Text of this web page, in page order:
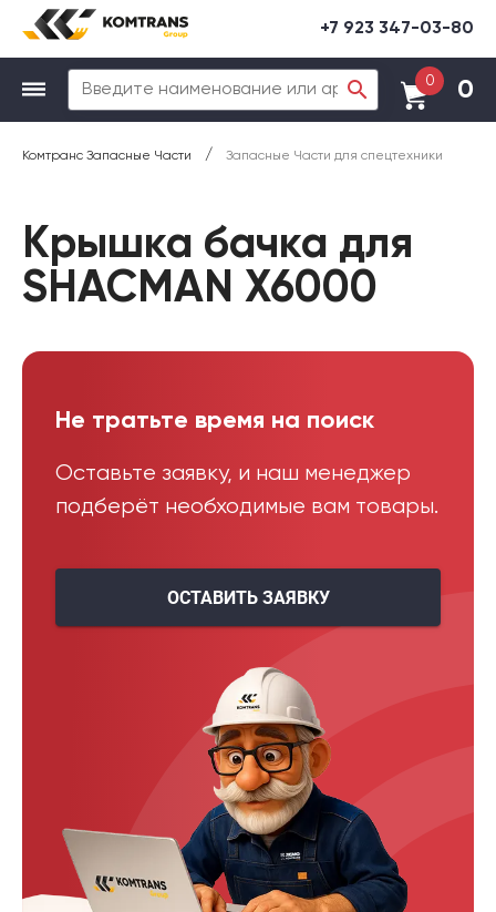
+7 923 347-03-80
0 0
Комтранс Запасные Части / Запасные Части для спецтехники
Крышка бачка для
SHACMAN X6000
Не тратьте время на поиск
Оставьте заявку, и наш менеджер
подберёт необходимые вам товары.
ОСТАВИТЬ ЗАЯВКУ